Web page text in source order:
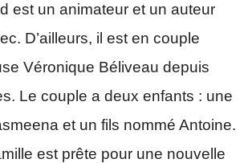
est un animateur et un auteur
D’ailleurs, il est en couple
Véronique Béliveau depuis
Le couple a deux enfants : une
et un fils nommé Antoine.
est prête pour une nouvelle